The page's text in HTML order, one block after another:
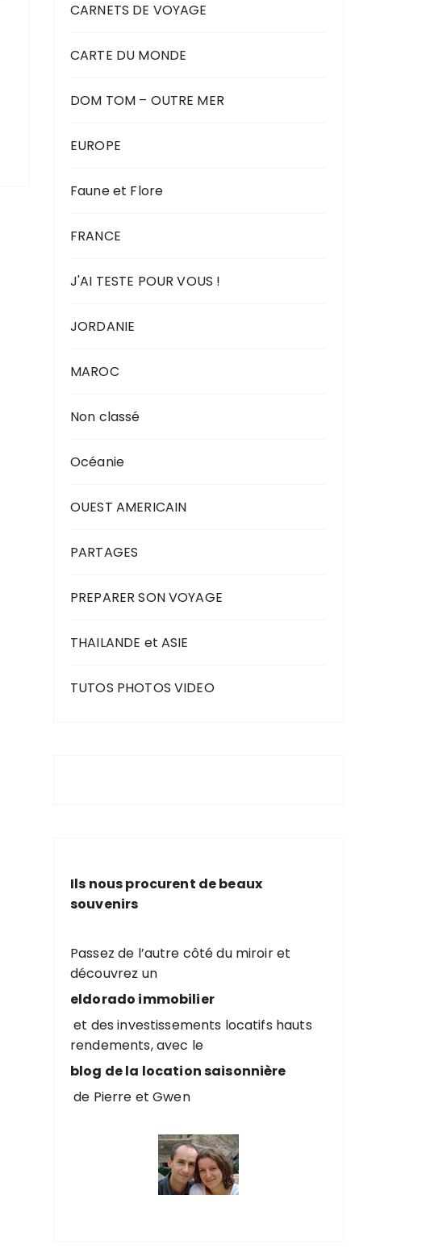
CARNETS DE VOYAGE
CARTE DU MONDE
DOM TOM – OUTRE MER
EUROPE
Faune et Flore
FRANCE
J'AI TESTE POUR VOUS !
JORDANIE
MAROC
Non classé
Océanie
OUEST AMERICAIN
PARTAGES
PREPARER SON VOYAGE
THAILANDE et ASIE
TUTOS PHOTOS VIDEO
Ils nous procurent de beaux
souvenirs
Passez de l’autre côté du miroir et
découvrez un
eldorado immobilier
et des investissements locatifs hauts
rendements, avec le
blog de la location saisonnière
de Pierre et Gwen